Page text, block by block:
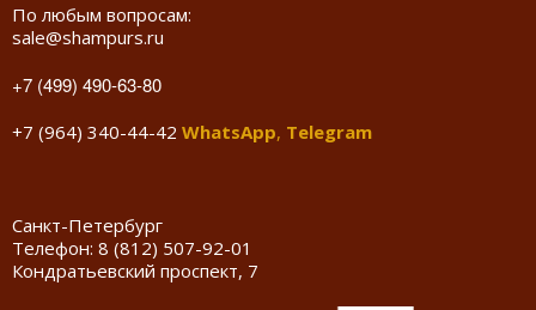
По любым вопросам:
sale@shampurs.ru
+7 (499) 490-63-80
+7 (964) 340-44-42 WhatsApp, Telegram
Санкт-Петербург
Телефон: 8 (812) 507-92-01
Кондратьевский проспект, 7